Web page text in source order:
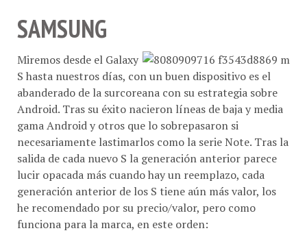
SAMSUNG
Miremos desde el Galaxy
S hasta nuestros días, con un buen dispositivo es el
abanderado de la surcoreana con su estrategia sobre
Android. Tras su éxito nacieron líneas de baja y media
gama Android y otros que lo sobrepasaron si
necesariamente lastimarlos como la serie Note. Tras la
salida de cada nuevo S la generación anterior parece
lucir opacada más cuando hay un reemplazo, cada
generación anterior de los S tiene aún más valor, los
he recomendado por su precio/valor, pero como
funciona para la marca, en este orden: